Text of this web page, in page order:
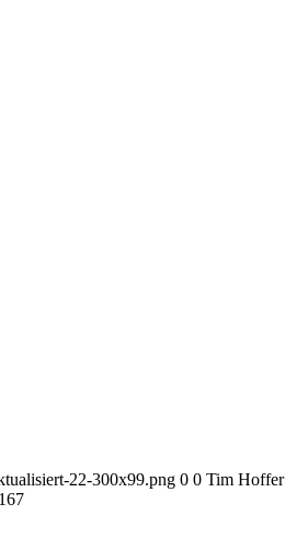
22-300x99.png 0 0 Tim Hoffer